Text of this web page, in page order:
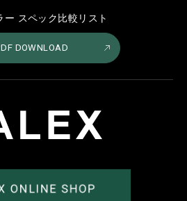
ー スペック比較リスト
DOWNLOAD